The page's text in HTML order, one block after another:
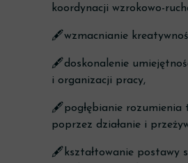
koordynacji wzrokowo-
🖋️wzmacnianie
🖋️doskonalenie
i organizacji pracy,
🖋️pogłębianie rozumienia
poprzez działanie i
🖋️kształtowanie postawy